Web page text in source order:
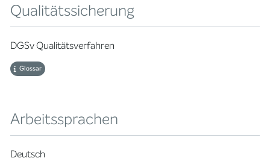
Qualitätssicherung
DGSv Qualitätsverfahren
Glossar
Arbeitssprachen
Deutsch